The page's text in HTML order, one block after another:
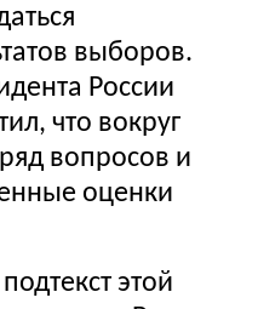
выборов.
России
что вокруг
вопросов и
оценки
этой